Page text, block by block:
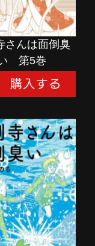
さんは面倒臭
第5巻
さんは面倒臭
第3巻
購入する